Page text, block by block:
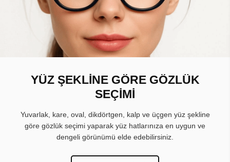
YÜZ ŞEKLİNE GÖRE GÖZLÜK
SEÇİMİ
Yuvarlak, kare, oval, dikdörtgen, kalp ve üçgen yüz şekline
göre gözlük seçimi yaparak yüz hatlarınıza en uygun ve
dengeli görünümü elde edebilirsiniz.